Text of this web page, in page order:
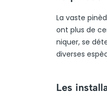
La vaste
ont plus de
niquer, se
diverses
Les